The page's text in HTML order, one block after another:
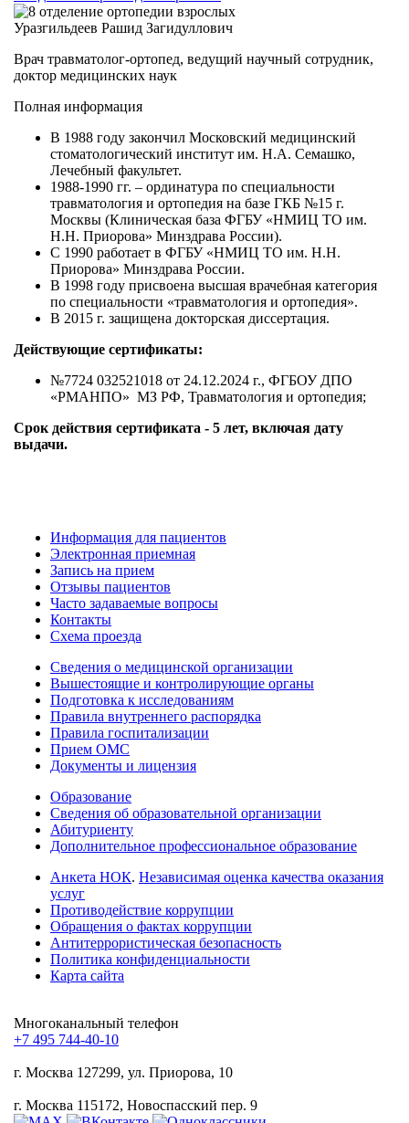
Уразгильдеев Рашид Загидуллович
Врач травматолог-ортопед, ведущий научный сотрудник,
доктор медицинских наук
Полная информация
В 1988 году закончил Московский медицинский
стоматологический институт им. Н.А. Семашко,
Лечебный факультет.
1988-1990 гг. – ординатура по специальности
травматология и ортопедия на базе ГКБ №15 г.
Москвы (Клиническая база ФГБУ «НМИЦ ТО им.
Н.Н. Приорова» Минздрава России).
С 1990 работает в ФГБУ «НМИЦ ТО им. Н.Н.
Приорова» Минздрава России.
В 1998 году присвоена высшая врачебная категория
по специальности «травматология и ортопедия».
В 2015 г. защищена докторская диссертация.
Действующие сертификаты:
№7724 032521018 от 24.12.2024 г., ФГБОУ ДПО
«РМАНПО» МЗ РФ, Травматология и ортопедия;
Срок действия сертификата - 5 лет, включая дату
выдачи.
Информация для пациентов
Электронная приемная
Запись на прием
Отзывы пациентов
Часто задаваемые вопросы
Контакты
Схема проезда
Сведения о медицинской организации
Вышестоящие и контролирующие органы
Подготовка к исследованиям
Правила внутреннего распорядка
Правила госпитализации
Прием ОМС
Документы и лицензия
Образование
Сведения об образовательной организации
Абитуриенту
Дополнительное профессиональное образование
Анкета НОК. Независимая оценка качества оказания
услуг
Противодействие коррупции
Обращения о фактах коррупции
Антитеррористическая безопасность
Политика конфиденциальности
Карта сайта
Многоканальный телефон
+7 495 744-40-10
г. Москва 127299, ул. Приорова, 10
г. Москва 115172, Новоспасский пер. 9